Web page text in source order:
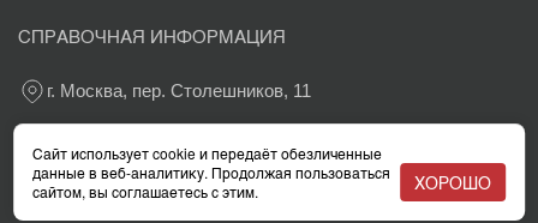
СПРАВОЧНАЯ ИНФОРМАЦИЯ
г. Москва, пер. Столешников, 11
info@eacaudit.ru
Сайт использует cookie и передаёт обезличенные
данные в веб-аналитику. Продолжая пользоваться
сайтом, вы соглашаетесь с этим.
ХОРОШО